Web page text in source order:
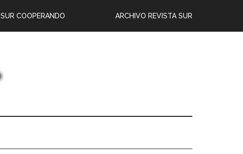
ARCHIVO REVISTA SUR
SUR COOPERANDO